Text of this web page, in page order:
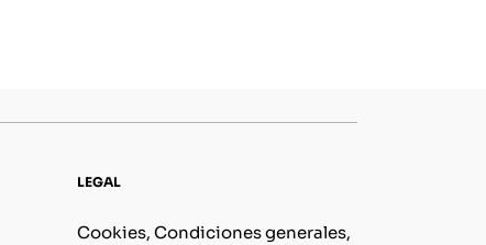
LEGAL
Cookies, Condiciones generales,